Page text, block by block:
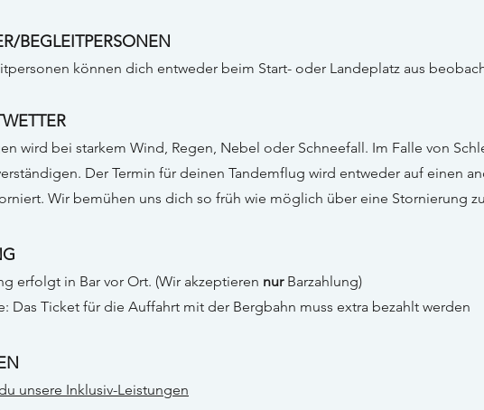
BEGLEITPERSONEN
können dich entweder beim Start- oder Landeplatz aus
wird bei starkem Wind, Regen, Nebel oder Schneefall. Im Falle von
Der Termin für deinen Tandemflug wird entweder auf einen
Wir bemühen uns dich so früh wie möglich über eine Stornierung
erfolgt in Bar vor Ort. (Wir akzeptieren nurBarzahlung)
Das Ticket für die Auffahrt mit der Bergbahn muss extra bezahlt werden
unsere Inklusiv-Leistungen